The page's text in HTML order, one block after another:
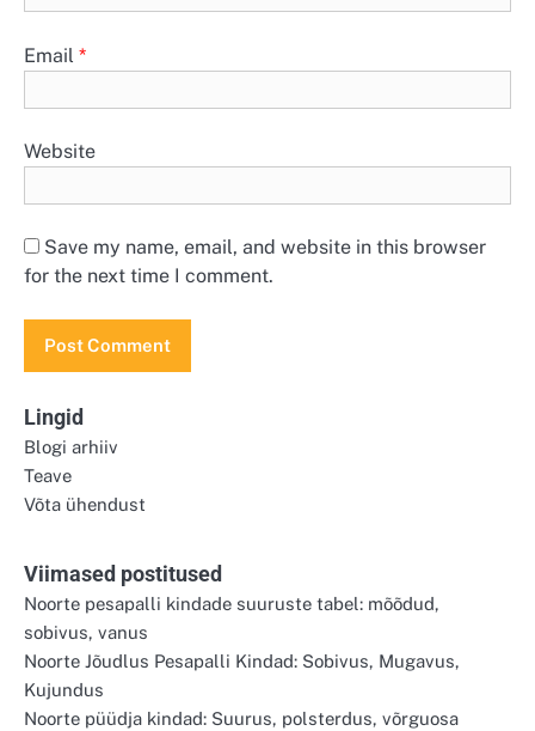
Email *
Website
Save my name, email, and website in this browser
for the next time I comment.
Lingid
Blogi arhiiv
Teave
Võta ühendust
Viimased postitused
Noorte pesapalli kindade suuruste tabel: mõõdud,
sobivus, vanus
Noorte Jõudlus Pesapalli Kindad: Sobivus, Mugavus,
Kujundus
Noorte püüdja kindad: Suurus, polsterdus, võrguosa